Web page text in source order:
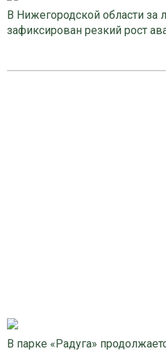
В Нижегородской области за
зафиксирован резкий рост
В парке «Радуга»